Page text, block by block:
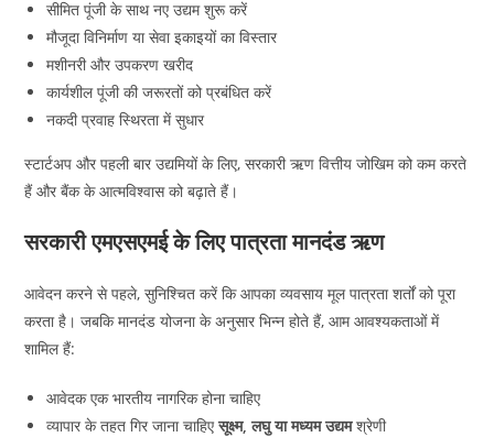
सीमित पूंजी के साथ नए उद्यम शुरू करें
मौजूदा विनिर्माण या सेवा इकाइयों का विस्तार
मशीनरी और उपकरण खरीद
कार्यशील पूंजी की जरूरतों को प्रबंधित करें
नकदी प्रवाह स्थिरता में सुधार
स्टार्टअप और पहली बार उद्यमियों के लिए, सरकारी ऋण वित्तीय जोखिम को कम करते
हैं और बैंक के आत्मविश्वास को बढ़ाते हैं।
सरकारी एमएसएमई के लिए पात्रता मानदंड ऋण
आवेदन करने से पहले, सुनिश्चित करें कि आपका व्यवसाय मूल पात्रता शर्तों को पूरा
करता है। जबकि मानदंड योजना के अनुसार भिन्न होते हैं, आम आवश्यकताओं में
शामिल हैं:
आवेदक एक भारतीय नागरिक होना चाहिए
व्यापार के तहत गिर जाना चाहिएसूक्ष्म, लघु या मध्यम उद्यमश्रेणी